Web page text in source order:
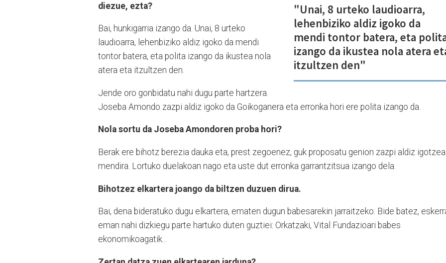
"Unai, 8 urteko laudioarra,
lehenbiziko aldiz igoko da
mendi tontor batera, eta
izango da ikustea nola atera
itzultzen den"
diezue, ezta?
Bai, hunkigarria izango da. Unai, 8 urteko
laudioarra, lehenbiziko aldiz igoko da mendi
tontor batera, eta polita izango da ikustea nola
atera eta itzultzen den.
Jende oro gonbidatu nahi dugu parte hartzera.
Joseba Amondo zazpi aldiz igoko da Goikoganera eta erronka hori ere polita izango da.
Nola sortu da Joseba Amondoren proba hori?
Berak ere bihotz berezia dauka eta, prest zegoenez, guk proposatu genion zazpi aldiz igotzea
mendira. Lortuko duelakoan nago eta uste dut erronka garrantzitsua izango dela.
Bihotzez elkartera joango da biltzen duzuen dirua.
Bai, dena bideratuko dugu elkartera, ematen dugun babesarekin jarraitzeko. Bide batez,
eman nahi dizkiegu parte hartuko duten guztiei: Orkatzaki, Vital Fundazioari babes
ekonomikoagatik...